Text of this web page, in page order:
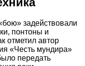
задействовали
понтоны и
отметил автор
«Честь мундира»
передать